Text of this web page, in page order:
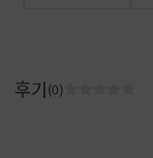
후기 (0)